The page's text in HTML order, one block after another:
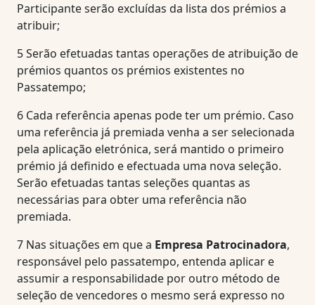
Participante serão excluídas da lista dos prémios a
atribuir;
5Serão efetuadas tantas operações de atribuição de
prémios quantos os prémios existentes no
Passatempo;
6 Cada referência apenas pode ter um prémio. Caso
uma referência já premiada venha a ser selecionada
pela aplicação eletrónica, será mantido o primeiro
prémio já definido e efectuada uma nova seleção.
Serão efetuadas tantas seleções quantas as
necessárias para obter uma referência não
premiada.
7 Nas situações em que a Empresa Patrocinadora,
responsável pelo passatempo, entenda aplicar e
assumir a responsabilidade por outro método de
seleção de vencedores o mesmo será expresso no